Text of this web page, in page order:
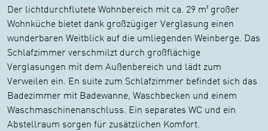
Der lichtdurchflutete Wohnbereich mit ca. 29 m² großer
Wohnküche bietet dank großzügiger Verglasung einen
wunderbaren Weitblick auf die umliegenden Weinberge. Das
Schlafzimmer verschmilzt durch großflächige
Verglasungen mit dem Außenbereich und lädt zum
Verweilen ein. En suite zum Schlafzimmer befindet sich das
Badezimmer mit Badewanne, Waschbecken und einem
Waschmaschinenanschluss. Ein separates WC und ein
Abstellraum sorgen für zusätzlichen Komfort.